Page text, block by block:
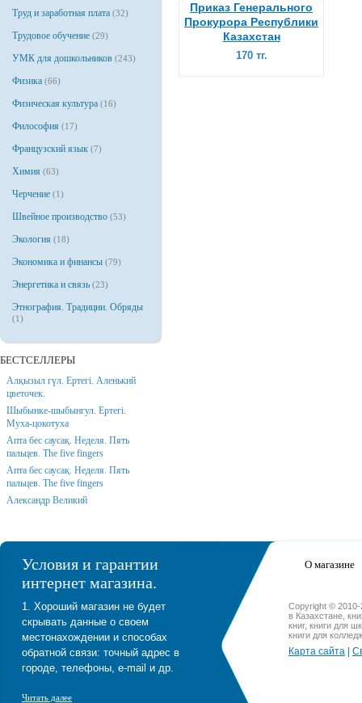
Труд и заработная плата (32)
Трудовое обучение (29)
УМК для дошкольников (243)
Физика (66)
Физическая культура (16)
Философия (17)
Французский язык (7)
Химия (63)
Черчение (1)
Швейное производство (53)
Экология (18)
Экономика и финансы (79)
Энергетика и связь (23)
Этнография. Традиции. Обряды
(1)
БЕСТСЕЛЛЕРЫ
Алқызыл гүл. Ертегі. Аленький
цветочек.
Шыбынке-шыбынгул. Ертегі.
Муха-цокотуха
Апта бес саусақ. Неделя. Пять
пальцев. The five fingers
Апта бес саусақ. Неделя. Пять
пальцев. The five fingers
Александр Великий
Приказ Генерального
Прокурора Республики
Казахстан
170 тг.
О магазине
Copyright ©
в Казахстане,
книг, книги для
книги для
Карта сайта
Условия и гарантии
интернет магазина.
1. Хороший магазин не будет
скрывать данные о своем
местонахождении и способах
обратной связи: точный адрес в
городе, телефоны, e-mail и др.
Читать далее